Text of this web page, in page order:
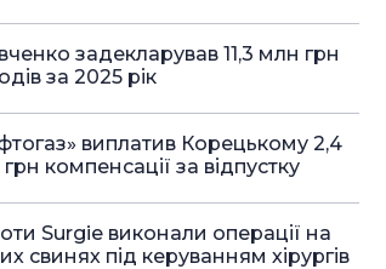
задекларував 11,3 млн грн
за 2025 рік
виплатив Корецькому 2,4
компенсації за відпустку
Surgie виконали операції на
свинях під керуванням хірургів